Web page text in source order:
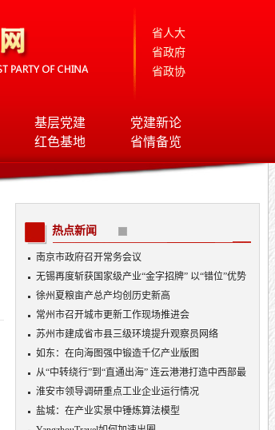
省人大
省政府
省政协
基层党建
党建新论
红色基地 省情备览
热点新闻
南京市政府召开常务会议
无锡再度斩获国家级产业“金字招牌” 以“错位”优势
入局AI顶层赛道
徐州夏粮亩产总产均创历史新高
常州市召开城市更新工作现场推进会
苏州市建成省市县三级环境提升观察员网络
如东：在向海图强中锻造千亿产业版图
从“中转绕行”到“直通出海” 连云港港打造中西部最
优出海口
淮安市领导调研重点工业企业运行情况
盐城：在产业实景中锤炼算法模型